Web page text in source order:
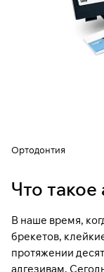
Ортодонтия
Что такое
В наше время,
брекетов,
протяжении
адгезивам.